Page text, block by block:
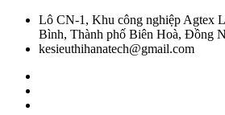
Lô CN-1, Khu công nghiệp Agtex
Bình, Thành phố Biên Hoà, Đồng
kesieuthihanatech@gmail.com